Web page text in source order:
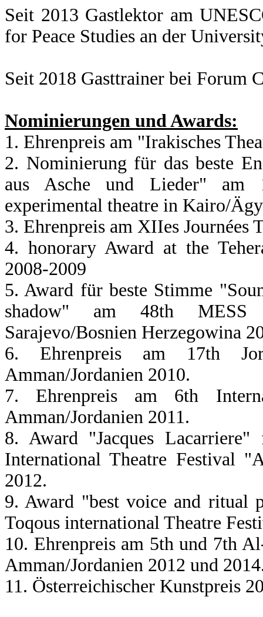
Seit 2013 Gastlektor am
for Peace Studies an der
Seit 2018 Gasttrainer bei Forum
Nominierungen und Awards:
1. Ehrenpreis am "Irakisches
2. Nominierung für das beste
aus Asche und Lieder" am
experimental theatre in Kairo/
3. Ehrenpreis am XIIes Journées
4. honorary Award at the
2008-2009
5. Award für beste Stimme
shadow" am 48th MESS
Sarajevo/Bosnien Herzegowina
6. Ehrenpreis am 17th
Amman/Jordanien 2010.
7. Ehrenpreis am 6th
Amman/Jordanien 2011.
8. Award "Jacques
International Theatre Festival
2012.
9. Award "best voice and ritual
Toqous international Theatre
10. Ehrenpreis am 5th und 7th
Amman/Jordanien 2012 und
11. Österreichischer Kunstpreis